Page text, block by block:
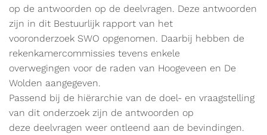
op de antwoorden op de deelvragen. Deze antwoorden
zijn in dit Bestuurlijk rapport van het
vooronderzoek SWO opgenomen. Daarbij hebben de
rekenkamercommissies tevens enkele
overwegingen voor de raden van Hoogeveen en De
Wolden aangegeven.
Passend bij de hiërarchie van de doel- en vraagstelling
van dit onderzoek zijn de antwoorden op
deze deelvragen weer ontleend aan de bevindingen.